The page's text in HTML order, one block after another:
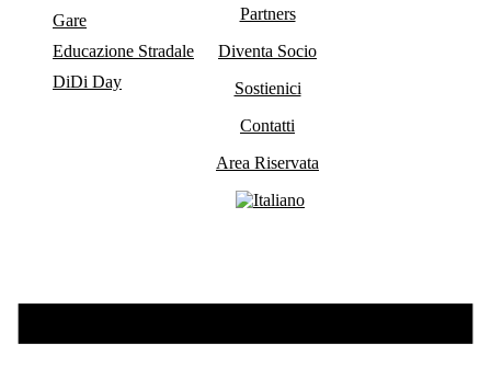
Gare
Educazione Stradale
DiDi Day
Partners
Diventa Socio
Sostienici
Contatti
Area Riservata